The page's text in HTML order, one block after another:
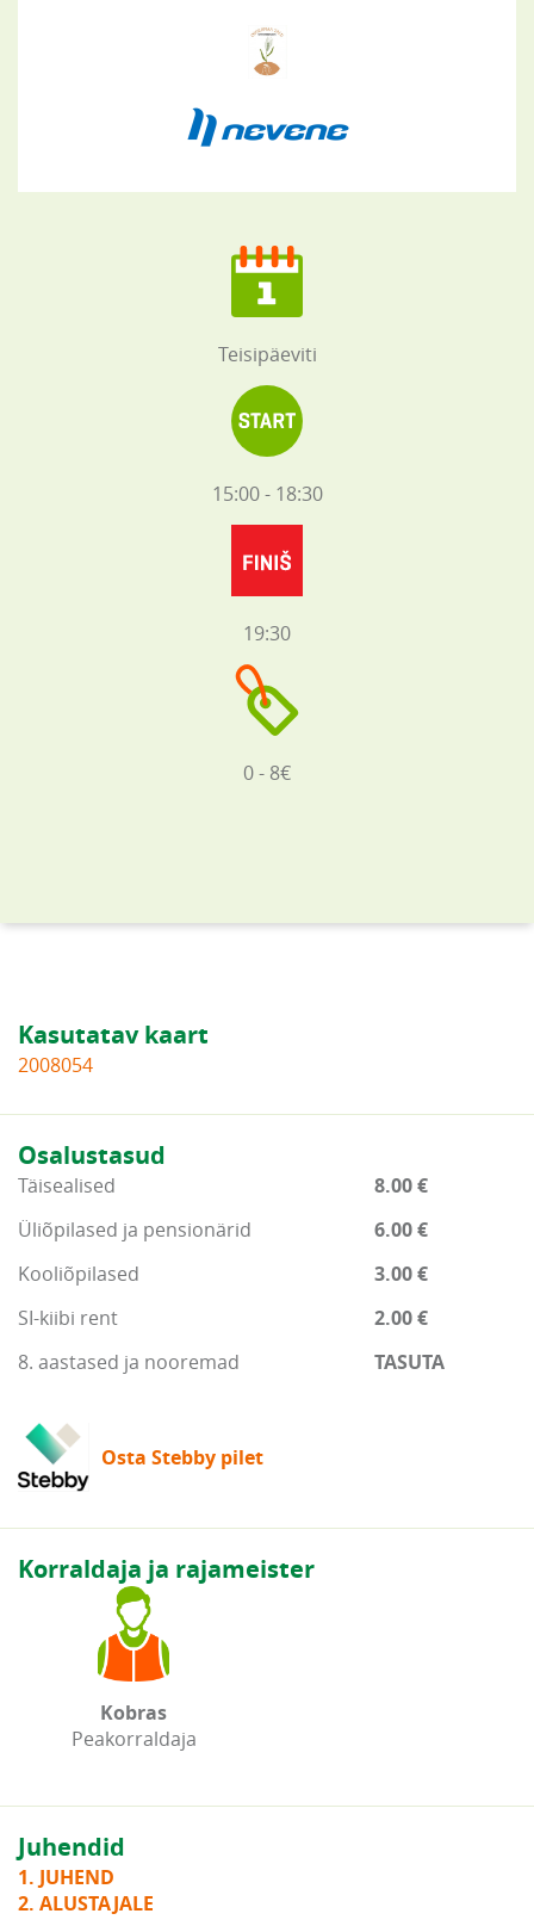
Teisipäeviti
15:00 - 18:30
19:30
0 - 8€
Kasutatav kaart
2008054
Osalustasud
Täisealised
8.00 €
Üliõpilased ja pensionärid
6.00 €
Kooliõpilased
3.00 €
SI-kiibi rent
2.00 €
8. aastased ja nooremad
TASUTA
Osta Stebby pilet
Korraldaja ja rajameister
Kobras
Peakorraldaja
Juhendid
1. JUHEND
2. ALUSTAJALE